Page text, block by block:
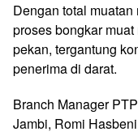
Dengan total
proses bongkar
pekan, tergantung
penerima di darat.
Branch Manager
Jambi, Romi